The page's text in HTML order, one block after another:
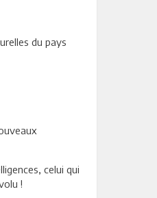
du pays
celui qui
!